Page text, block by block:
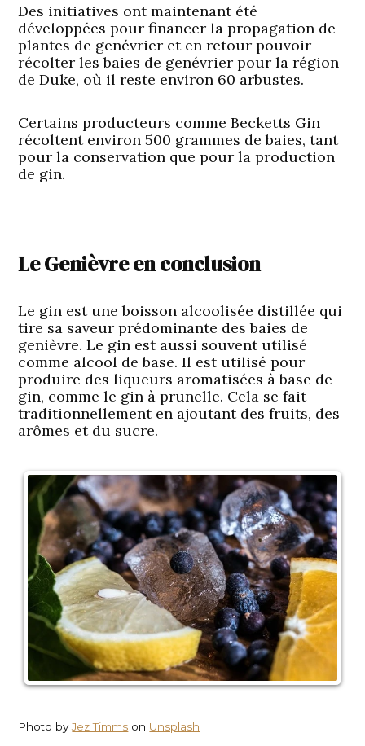
Des initiatives ont maintenant été
développées pour financer la propagation de
plantes de genévrier et en retour pouvoir
récolter les baies de genévrier pour la région
de Duke, où il reste environ 60 arbustes.
Certains producteurs comme Becketts Gin
récoltent environ 500 grammes de baies, tant
pour la conservation que pour la production
de gin.
Le Genièvre en conclusion
Le gin est une boisson alcoolisée distillée qui
tire sa saveur prédominante des baies de
genièvre. Le gin est aussi souvent utilisé
comme alcool de base. Il est utilisé pour
produire des liqueurs aromatisées à base de
gin, comme le gin à prunelle. Cela se fait
traditionnellement en ajoutant des fruits, des
arômes et du sucre.
Photo byJez Timms on Unsplash